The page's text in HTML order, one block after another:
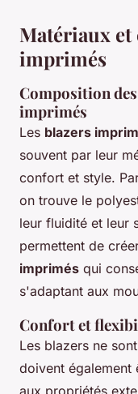
Matériaux et
imprimés
Composition
imprimés
Les blazers
souvent par leur
confort et style.
on trouve le
leur fluidité et leur
permettent de
imprimés qui
s'adaptant aux
Confort et
Les blazers ne
doivent également